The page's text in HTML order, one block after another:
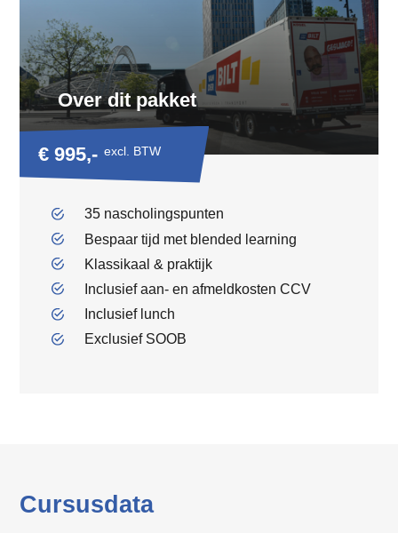
Over dit pakket
€ 995,- excl. BTW
35 nascholingspunten
Bespaar tijd met blended learning
Klassikaal & praktijk
Inclusief aan- en afmeldkosten CCV
Inclusief lunch
Exclusief SOOB
Cursusdata